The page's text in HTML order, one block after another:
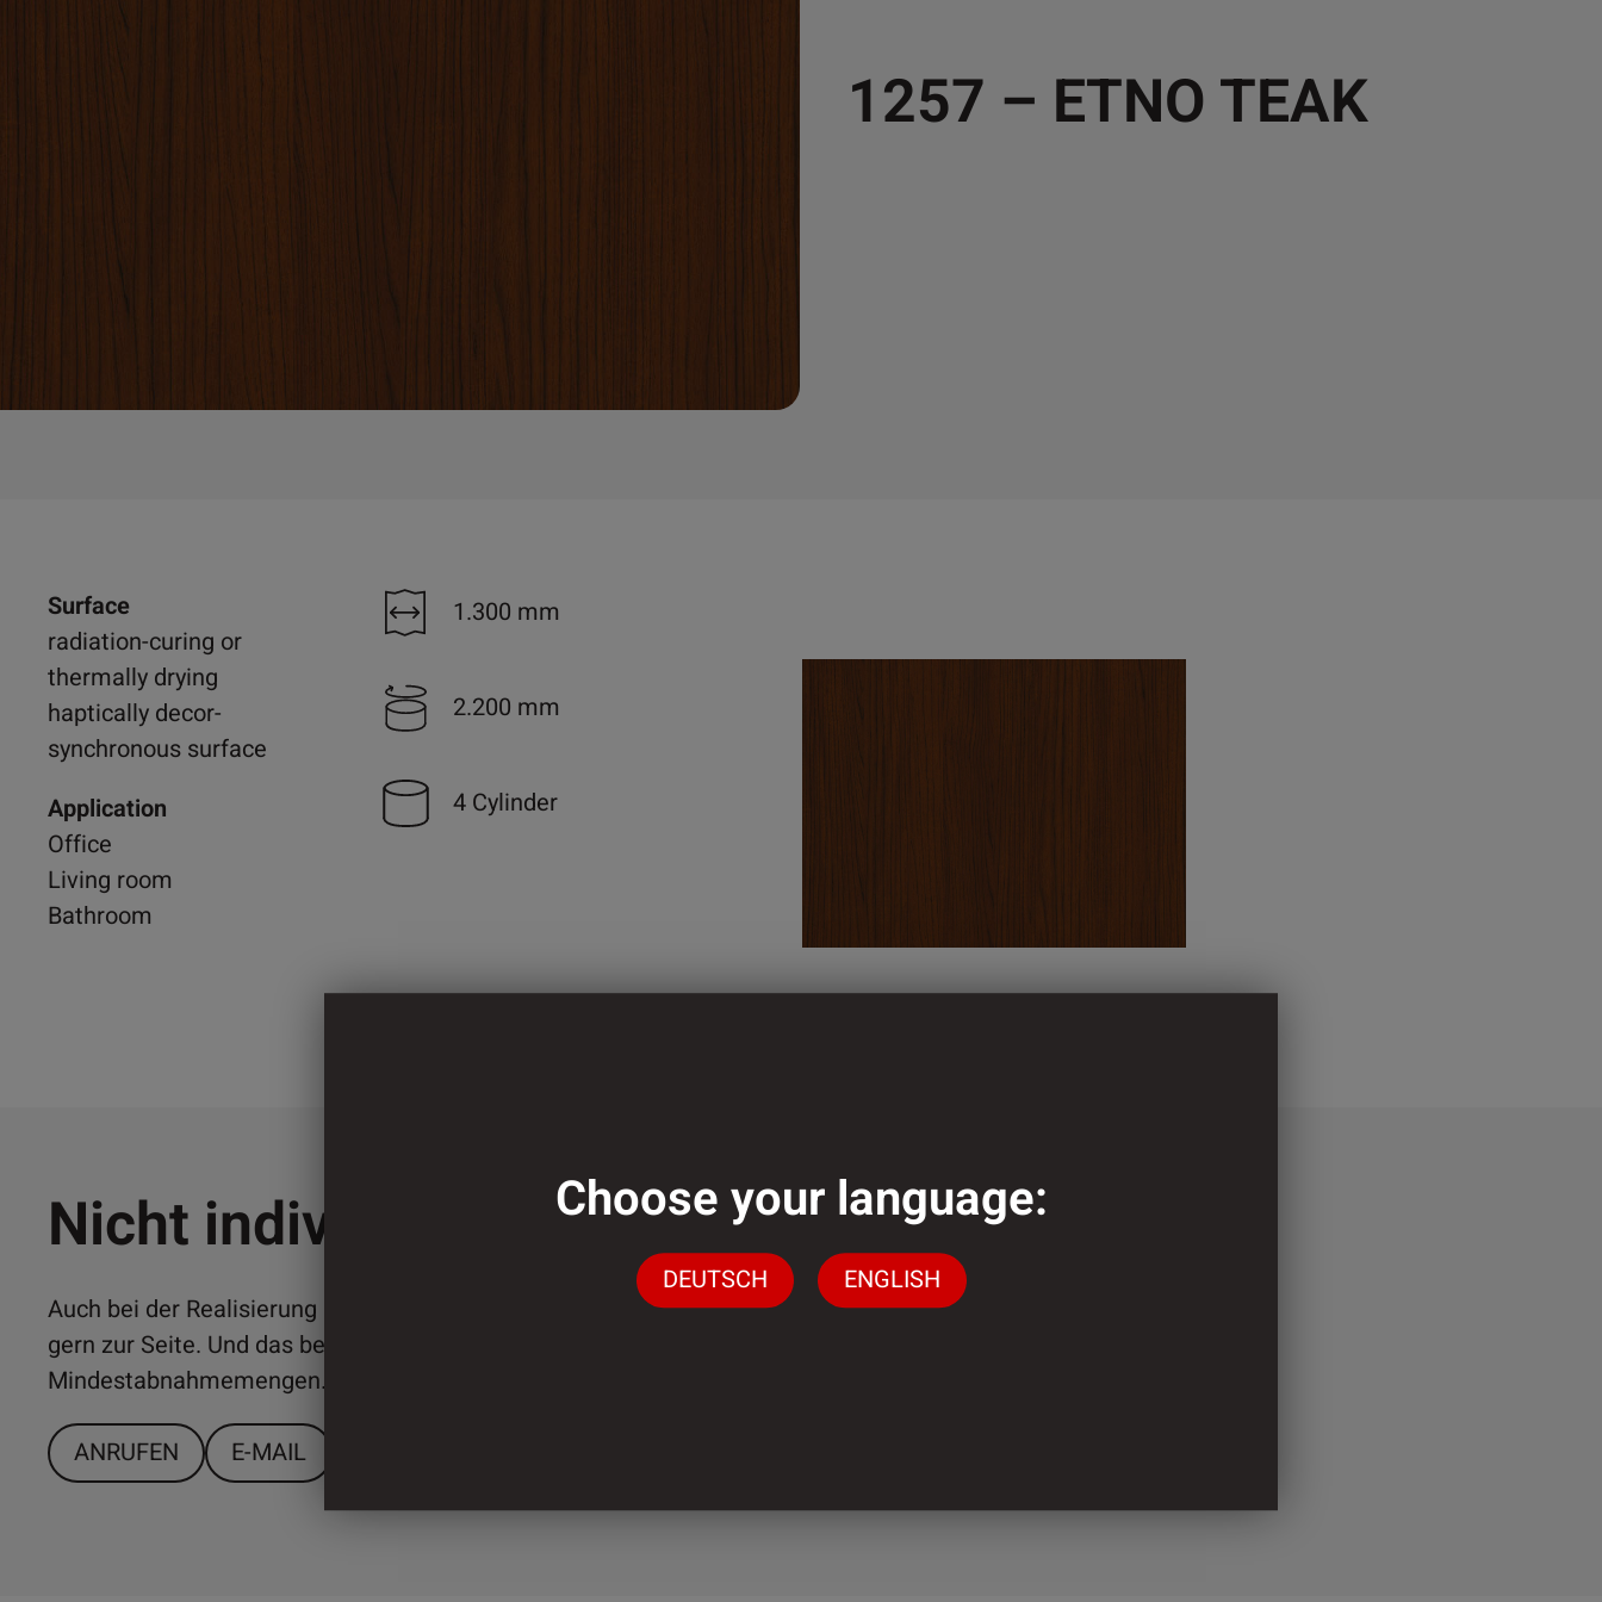
1257 – ETNO TEAK
Surface
radiation-curing or
thermally drying
haptically decor-
synchronous surface
Application
Office
Living room
Bathroom
1.300 mm
2.200 mm
4 Cylinder
Nicht individuell genug?
Auch bei der Realisierung individueller Lösungen stehen wir Ihnen
gern zur Seite. Und das bereits ab relativ geringen
Mindestabnahmemengen. Sprechen Sie uns an.
ANRUFEN E-MAIL
Choose your language:
DEUTSCH ENGLISH